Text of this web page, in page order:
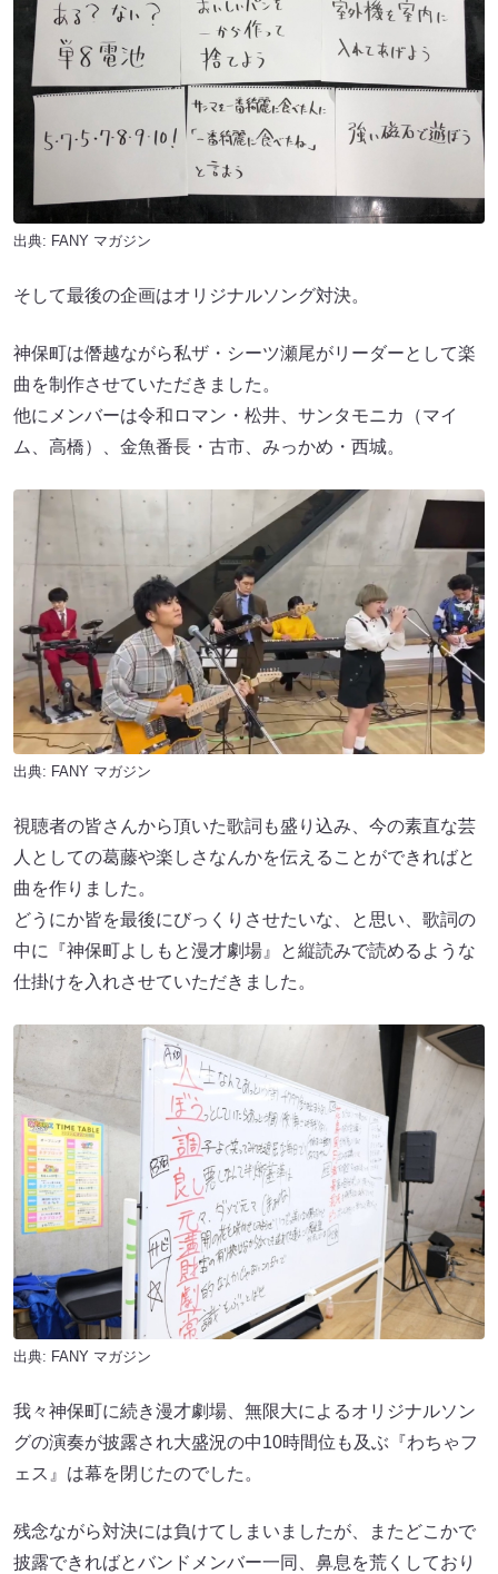
出典: FANY マガジン
そして最後の企画はオリジナルソング対決。
神保町は僭越ながら私ザ・シーツ瀬尾がリーダーとして楽
曲を制作させていただきました。
他にメンバーは令和ロマン・松井、サンタモニカ（マイ
ム、高橋）、金魚番長・古市、みっかめ・西城。
出典: FANY マガジン
視聴者の皆さんから頂いた歌詞も盛り込み、今の素直な芸
人としての葛藤や楽しさなんかを伝えることができればと
曲を作りました。
どうにか皆を最後にびっくりさせたいな、と思い、歌詞の
中に『神保町よしもと漫才劇場』と縦読みで読めるような
仕掛けを入れさせていただきました。
出典: FANY マガジン
我々神保町に続き漫才劇場、無限大によるオリジナルソン
グの演奏が披露され大盛況の中10時間位も及ぶ『わちゃフ
ェス』は幕を閉じたのでした。
残念ながら対決には負けてしまいましたが、またどこかで
披露できればとバンドメンバー一同、鼻息を荒くしており